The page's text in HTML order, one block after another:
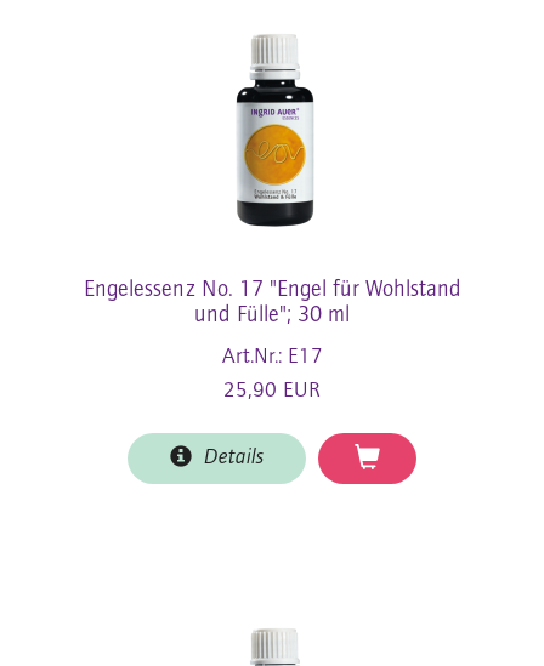
Engelessenz No. 17 "Engel für Wohlstand
und Fülle"; 30 ml
Art.Nr.: E17
25,90 EUR
Details